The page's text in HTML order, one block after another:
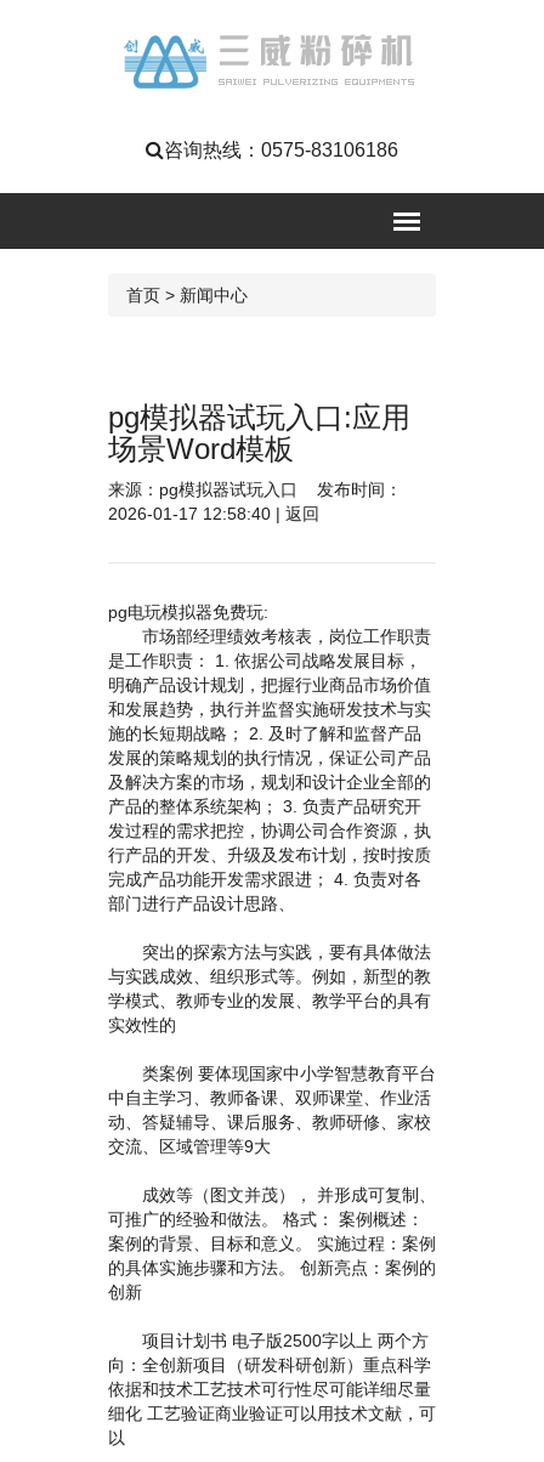
咨询热线： 0575-83106186
首页 > 新闻中心
pg模拟器试玩入口:应用
场景Word模板
来源： pg模拟器试玩入口
发布时间：
2026-01-17 12:58:40 | 返回
pg电玩模拟器免费玩:
市场部经理绩效考核表，岗位工作职责
是工作职责： 1. 依据公司战略发展目标，
明确产品设计规划，把握行业商品市场价值
和发展趋势，执行并监督实施研发技术与实
施的长短期战略； 2. 及时了解和监督产品
发展的策略规划的执行情况，保证公司产品
及解决方案的市场，规划和设计企业全部的
产品的整体系统架构； 3. 负责产品研究开
发过程的需求把控，协调公司合作资源，执
行产品的开发、升级及发布计划，按时按质
完成产品功能开发需求跟进； 4. 负责对各
部门进行产品设计思路、
突出的探索方法与实践，要有具体做法
与实践成效、组织形式等。例如，新型的教
学模式、教师专业的发展、教学平台的具有
实效性的
类案例 要体现国家中小学智慧教育平台
中自主学习、教师备课、双师课堂、作业活
动、答疑辅导、课后服务、教师研修、家校
交流、区域管理等9大
成效等（图文并茂）， 并形成可复制、
可推广的经验和做法。 格式： 案例概述：
案例的背景、目标和意义。 实施过程：案例
的具体实施步骤和方法。 创新亮点：案例的
创新
项目计划书 电子版2500字以上 两个方
向：全创新项目（研发科研创新）重点科学
依据和技术工艺技术可行性尽可能详细尽量
细化 工艺验证商业验证可以用技术文献，可
以